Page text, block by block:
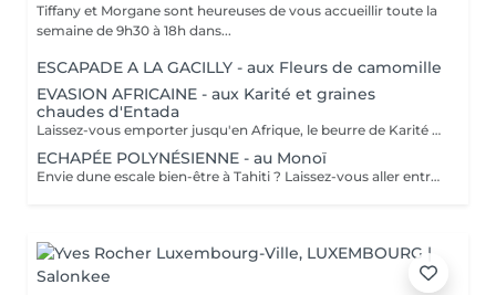
Tiffany et Morgane sont heureuses de vous accueillir toute la
semaine de 9h30 à 18h dans...
ESCAPADE A LA GACILLY - aux Fleurs de camomille
EVASION AFRICAINE - aux Karité et graines
chaudes d'Entada
Laissez-vous emporter jusqu'en Afrique, le beurre de Karité chauffé devient une huile tiède nourrissante qui enveloppe votre corps dans une infinie douceur. Les graines d'Entada porte-bonheur sont ensuite glissées tout le long du corps délivrant une douce chaleur bienfaisante.
ECHAPÉE POLYNÉSIENNE - au Monoï
Envie dune escale bien-être à Tahiti ? Laissez-vous aller entre nos mains, lors dun voyage des sens à lhuile de Monoï. Secret de beauté des vahinés, le Monoï est extrait des fleurs de Tiaré, emblèmes de Tahiti. Ce modelage inspiré de la tradition ancestrale polynésienne permet à lensemble de votre corps de retrouver son harmonie. De longs mouvements des mains et des avant-bras, au rythme du va-et-vient des vagues, chassent les toxines et libèrent les tensions. Votre corps et votre esprit sont apaisés. Vous repartez avec la peau soyeuse et parfumée du divin sillage des fleurs de Tahiti.